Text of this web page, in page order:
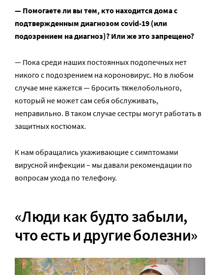
— Помогаете ли вы тем, кто находится дома с
подтвержденным диагнозом covid-19 (или
подозрением на диагноз)? Или же это запрещено?
— Пока среди наших постоянных подопечных нет
никого с подозрением на короновирус. Но в любом
случае мне кажется — бросить тяжелобольного,
который не может сам себя обслуживать,
неправильно. В таком случае сестры могут работать в
защитных костюмах.
К нам обращались ухаживающие с симптомами
вирусной инфекции – мы давали рекомендации по
вопросам ухода по телефону.
«Люди как будто забыли,
что есть и другие болезни»